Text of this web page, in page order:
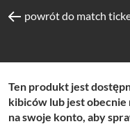
powrót do match
Ten produkt jest
kibiców lub jest
na swoje konto, aby